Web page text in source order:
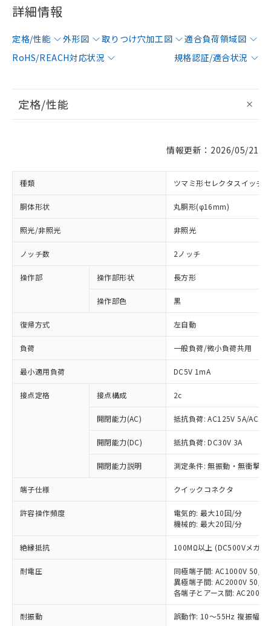
詳細情報
定格/性能 外形図 取りつけ穴加工図
適合負荷領域図
RoHS/REACH対応状況
規格認証/適合状況
定格/性能
情報更新：2026/05/21
種類 ツマミ形セレクタスイッチ
胴体形状 丸胴形(φ16mm)
照光/非照光 非照光
ノッチ数 2ノッチ
操作部 操作部形状 長方形
操作部色 黒
復帰方式 左自動
負荷 一般負荷/微小負荷共用
最小適用負荷 DC5V 1mA
接点定格 接点構成 2c
開閉能力(AC) 抵抗負荷: AC125V 5A/
開閉能力(DC) 抵抗負荷: DC30V 3A
開閉能力説明 測定条件: 無振動・無衝撃
端子仕様 クイックコネクタ
許容操作頻度
電気的: 最大10回/分
機械的: 最大20回/分
絶縁抵抗 100MΩ以上 (DC500Vメガ)
耐電圧
同極端子間: AC1000V 50/
異極端子間: AC2000V 50/
各端子とアース間:
耐振動 誤動作: 10～55Hz 複振幅
以下の条件をお読みいただき、同意のうえ
対応済み：EU RoHS指令（10物質）の
非含有に対応した製品が提供可能な商品で
す。
対応予定：EU RoHS指令（10物質）の非含
有に対応した製品に切り替える予定のある
対応予定なし：EU RoHS指令（10物質）の
非含有に非対応の商品で、対応品を出す予